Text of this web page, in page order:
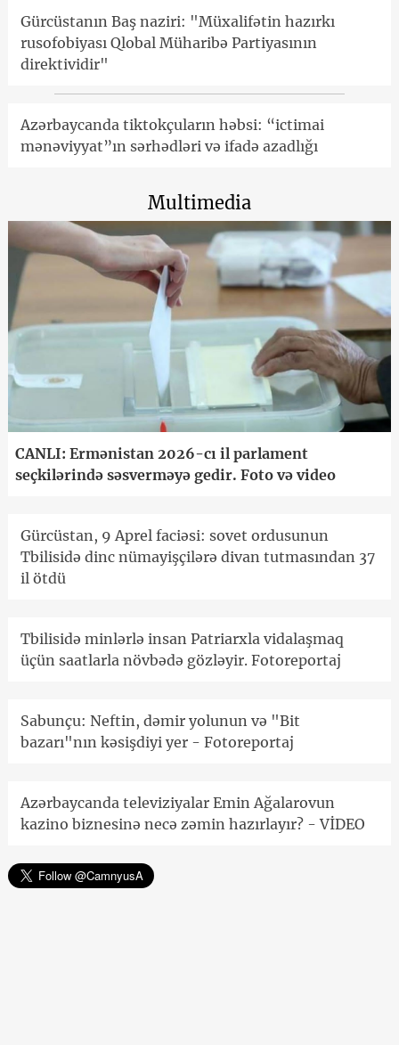
Gürcüstanın Baş naziri: "Müxalifətin hazırkı
rusofobiyası Qlobal Müharibə Partiyasının
direktividir"
Azərbaycanda tiktokçuların həbsi: “ictimai
mənəviyyat”ın sərhədləri və ifadə azadlığı
Multimedia
CANLI: Ermənistan 2026-cı il parlament
seçkilərində səsverməyə gedir. Foto və video
Gürcüstan, 9 Aprel faciəsi: sovet ordusunun
Tbilisidə dinc nümayişçilərə divan tutmasından 37
il ötdü
Tbilisidə minlərlə insan Patriarxla vidalaşmaq
üçün saatlarla növbədə gözləyir. Fotoreportaj
Sabunçu: Neftin, dəmir yolunun və "Bit
bazarı"nın kəsişdiyi yer - Fotoreportaj
Azərbaycanda televiziyalar Emin Ağalarovun
kazino biznesinə necə zəmin hazırlayır? - VİDEO